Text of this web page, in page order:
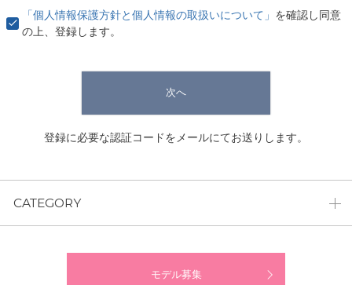
)
「個人情報保護方針と個人情報の取扱いについて」 を確認し同意
の上、登録します。
次へ
登録に必要な認証コードをメールにてお送りします。
CATEGORY
モデル募集